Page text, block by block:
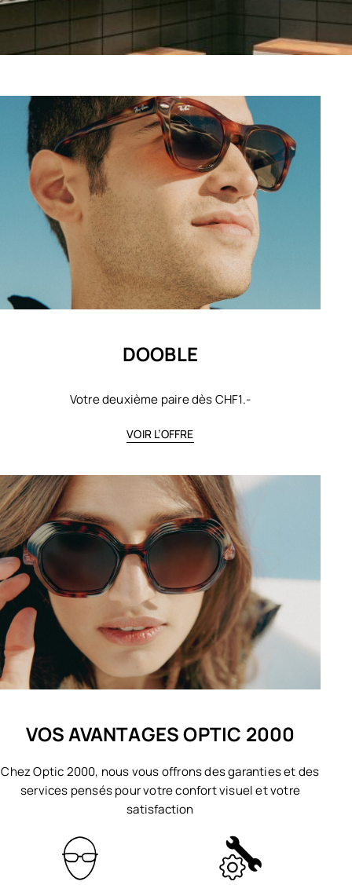
DOOBLE
Votre deuxième paire dès CHF1.-
VOIR L’OFFRE
VOS AVANTAGES OPTIC 2000
Chez Optic 2000, nous vous offrons des garanties et des
services pensés pour votre confort visuel et votre
satisfaction